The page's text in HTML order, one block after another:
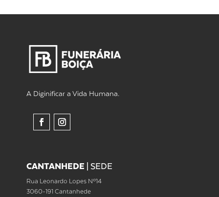
A Diginificar a Vida Humana.
CANTANHEDE | SEDE
Rua Leonardo Lopes Nº14
3060-191 Cantanhede